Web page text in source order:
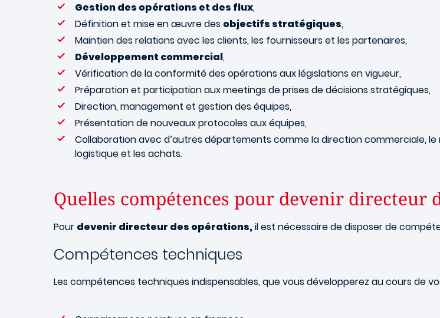
Gestion des opérations et des flux,
Définition et mise en œuvre des objectifs stratégiques,
Maintien des relations avec les clients, les fournisseurs et les partenaires,
Développement commercial,
Vérification de la conformité des opérations aux législations en vigueur,
Préparation et participation aux meetings de prises de décisions stratégiques,
Direction, management et gestion des équipes,
Présentation de nouveaux protocoles aux équipes,
Collaboration avec d’autres départements comme la direction commerciale,
logistique et les achats.
Quelles compétences pour devenir directeur
Pour devenir directeur des opérations,il est nécessaire de disposer de
Compétences techniques
Les compétences techniques indispensables, que vous développerez au cours de